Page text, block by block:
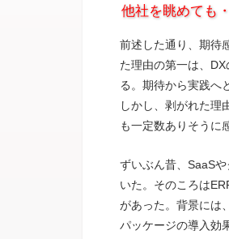
他社を眺めても
前述した通り、期待
た理由の第一は、
る。期待から実践へ
しかし、剥がれた理
も一定数ありそうに
ずいぶん昔、SaaS
いた。そのころは
があった。背景には
パッケージの導入効